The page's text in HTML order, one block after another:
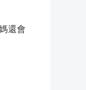
還會